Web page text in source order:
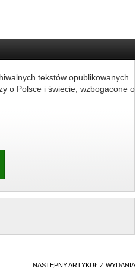
tekstów opublikowanych
o Polsce i świecie, wzbogacone o
NASTĘPNY ARTYKUŁ Z WYDANIA